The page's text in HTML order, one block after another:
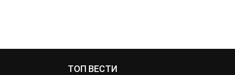
ТОП ВЕСТИ